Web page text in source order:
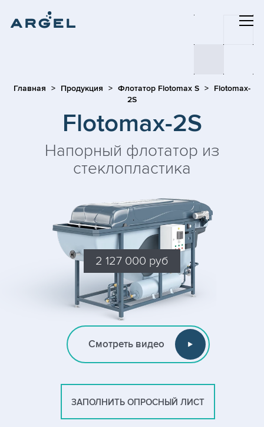
Главная Продукция Флотатор Flotomax S
Flotomax-
2S
Flotomax-2S
Напорный флотатор из
стеклопластика
2 127 000 руб
ЗАПОЛНИТЬ ОПРОСНЫЙ ЛИСТ
Смотреть видео